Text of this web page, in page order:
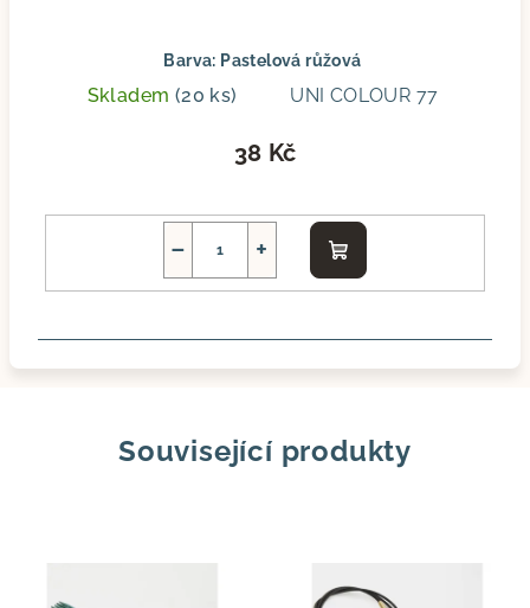
Barva: Pastelová růžová
Skladem (20 ks) UNI COLOUR 77
38 Kč
+
−
Do
košíku
Související produkty